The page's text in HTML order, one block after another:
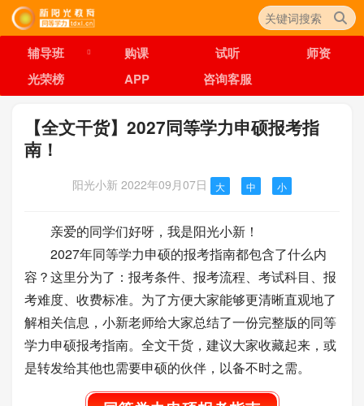
辅导班 购课 试听
师资
光荣榜
APP 咨询客服
【全文干货】2027同等学力申硕报考指
南！
阳光小新 2022年09月07日 大 中 小
亲爱的同学们好呀，我是阳光小新！
2027年同等学力申硕的报考指南都包含了什么内
容？这里分为了：报考条件、报考流程、考试科目、报
考难度、收费标准。为了方便大家能够更清晰直观地了
解相关信息，小新老师给大家总结了一份完整版的同等
学力申硕报考指南。全文干货，建议大家收藏起来，或
是转发给其他也需要申硕的伙伴，以备不时之需。